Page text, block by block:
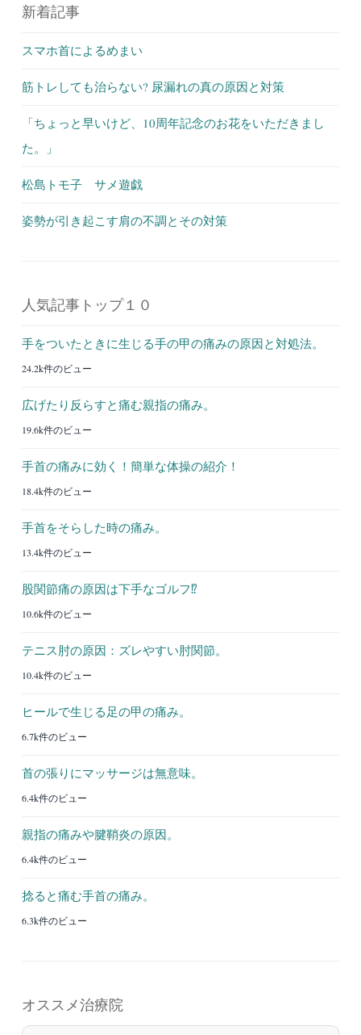
新着記事
スマホ首によるめまい
筋トレしても治らない? 尿漏れの真の原因と対策
「ちょっと早いけど、10周年記念のお花をいただきまし
た。」
松島トモ子 サメ遊戯
姿勢が引き起こす肩の不調とその対策
人気記事トップ１０
手をついたときに生じる手の甲の痛みの原因と対処法。
24.2k件のビュー
広げたり反らすと痛む親指の痛み。
19.6k件のビュー
手首の痛みに効く！簡単な体操の紹介！
18.4k件のビュー
手首をそらした時の痛み。
13.4k件のビュー
股関節痛の原因は下手なゴルフ⁉︎
10.6k件のビュー
テニス肘の原因：ズレやすい肘関節。
10.4k件のビュー
ヒールで生じる足の甲の痛み。
6.7k件のビュー
首の張りにマッサージは無意味。
6.4k件のビュー
親指の痛みや腱鞘炎の原因。
6.4k件のビュー
捻ると痛む手首の痛み。
6.3k件のビュー
オススメ治療院